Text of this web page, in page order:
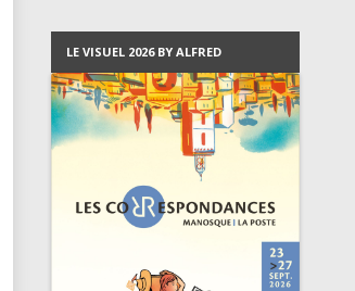
LE VISUEL 2026 BY ALFRED